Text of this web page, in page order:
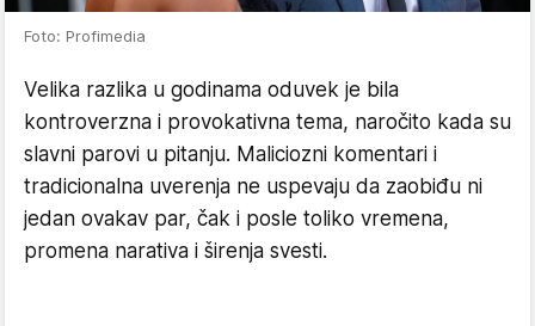
Foto: Profimedia
Velika razlika u godinama oduvek je bila
kontroverzna i provokativna tema, naročito kada su
slavni parovi u pitanju. Maliciozni komentari i
tradicionalna uverenja ne uspevaju da zaobiđu ni
jedan ovakav par, čak i posle toliko vremena,
promena narativa i širenja svesti.